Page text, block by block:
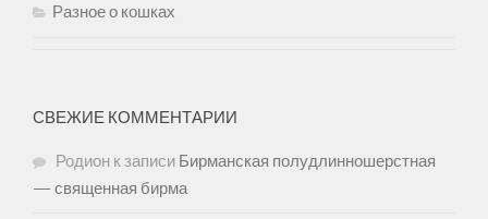
Разное о кошках
СВЕЖИЕ КОММЕНТАРИИ
Родион к записи Бирманская полудлинношерстная
— священная бирма